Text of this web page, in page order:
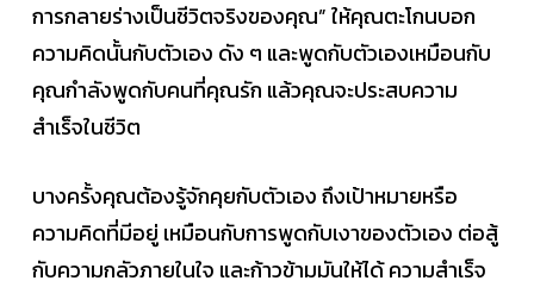
การกลายร่างเป็นชีวิตจริงของคุณ” ให้คุณตะโกนบอก
ความคิดนั้นกับตัวเอง ดัง ๆ และพูดกับตัวเองเหมือนกับ
คุณกำลังพูดกับคนที่คุณรัก แล้วคุณจะประสบความ
สำเร็จในชีวิต
บางครั้งคุณต้องรู้จักคุยกับตัวเอง ถึงเป้าหมายหรือ
ความคิดที่มีอยู่ เหมือนกับการพูดกับเงาของตัวเอง ต่อสู้
กับความกลัวภายในใจ และก้าวข้ามมันให้ได้ ความสำเร็จ